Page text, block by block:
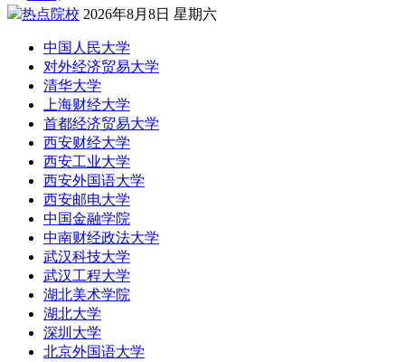
热点院校 2026年8月8日 星期六
中国人民大学
对外经济贸易大学
清华大学
上海财经大学
首都经济贸易大学
西安财经大学
西安工业大学
西安外国语大学
西安邮电大学
中国金融学院
中南财经政法大学
武汉科技大学
武汉工程大学
湖北美术学院
湖北大学
深圳大学
北京外国语大学